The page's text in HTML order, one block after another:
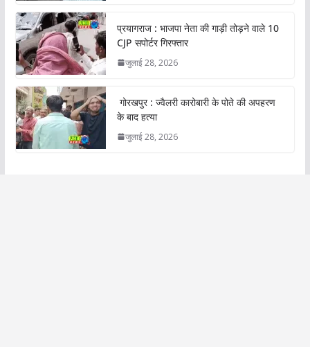
प्रयागराज : भाजपा नेता की गाड़ी तोड़ने वाले 10
CJP सपोर्टर गिरफ्तार
जुलाई 28, 2026
गोरखपुर : ज्वैलरी कारोबारी के पोते की अपहरण
के बाद हत्या
जुलाई 28, 2026